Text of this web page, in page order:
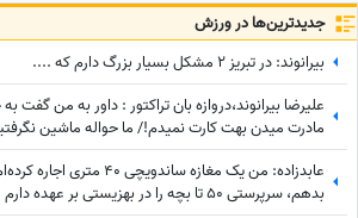
جدید‌ترین‌ها در ورزش
بیرانوند: در تبریز 2 مشکل بسیار بزرگ دارم که ....
علیرضا بیرانوند،دروازه بان تراکتور : داور به من
مادرت میدن بهت کارت نمیدم!/ ما حواله ماشین
عابدزاده: من یک مغازه
بدهم، سرپرستی 50 تا بچه را در بهزیستی بر عهده دارم و...